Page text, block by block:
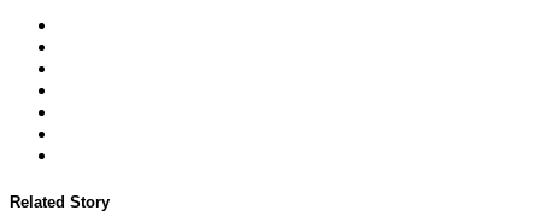
Related Story